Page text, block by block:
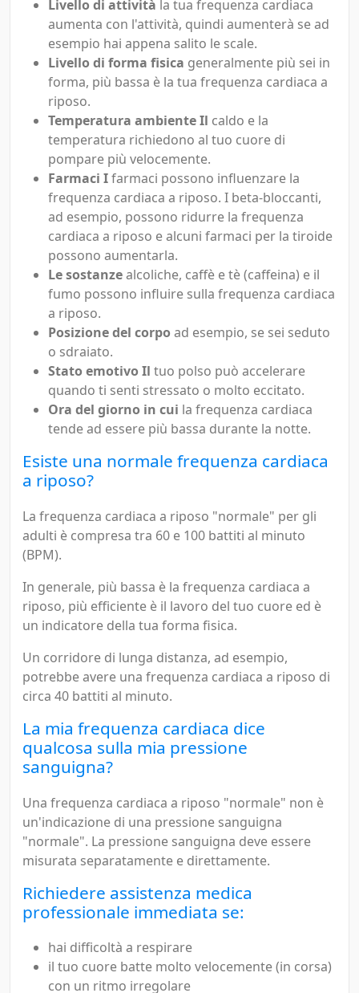
Livello di attività la tua frequenza cardiaca
aumenta con l'attività, quindi aumenterà se ad
esempio hai appena salito le scale.
Livello di forma fisica generalmente più sei in
forma, più bassa è la tua frequenza cardiaca a
riposo.
Temperatura ambiente Il caldo e la
temperatura richiedono al tuo cuore di
pompare più velocemente.
Farmaci Ifarmaci possono influenzare la
frequenza cardiaca a riposo. I beta-bloccanti,
ad esempio, possono ridurre la frequenza
cardiaca a riposo e alcuni farmaci per la tiroide
possono aumentarla.
Le sostanzealcoliche, caffè e tè (caffeina) e il
fumo possono influire sulla frequenza cardiaca
a riposo.
Posizione del corpo ad esempio, se sei seduto
o sdraiato.
Stato emotivo Il tuo polso può accelerare
quando ti senti stressato o molto eccitato.
Ora del giorno in cui la frequenza cardiaca
tende ad essere più bassa durante la notte.
Esiste una normale frequenza cardiaca
a riposo?
La frequenza cardiaca a riposo "normale" per gli
adulti è compresa tra 60 e 100 battiti al minuto
(BPM).
In generale, più bassa è la frequenza cardiaca a
riposo, più efficiente è il lavoro del tuo cuore ed è
un indicatore della tua forma fisica.
Un corridore di lunga distanza, ad esempio,
potrebbe avere una frequenza cardiaca a riposo di
circa 40 battiti al minuto.
La mia frequenza cardiaca dice
qualcosa sulla mia pressione
sanguigna?
Una frequenza cardiaca a riposo "normale" non è
un'indicazione di una pressione sanguigna
"normale". La pressione sanguigna deve essere
misurata separatamente e direttamente.
Richiedere assistenza medica
professionale immediata se:
hai difficoltà a respirare
il tuo cuore batte molto velocemente (in corsa)
con un ritmo irregolare